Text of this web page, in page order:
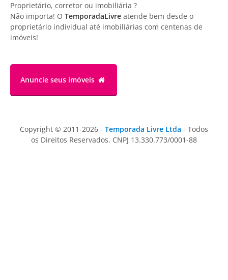
Proprietário, corretor ou imobiliária ?
Não importa! O TemporadaLivre atende bem desde o
proprietário individual até imobiliárias com centenas de
imóveis!
Anuncie seus imóveis
Copyright © 2011-2026 - Temporada Livre Ltda - Todos
os Direitos Reservados. CNPJ 13.330.773/0001-88